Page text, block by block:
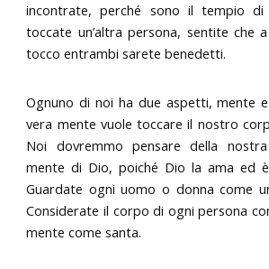
incontrate, perché sono il tempio di
toccate un’altra persona, sentite che
tocco entrambi sarete benedetti.
Ognuno di noi ha due aspetti, mente
vera mente vuole toccare il nostro
Noi dovremmo pensare della
mente di Dio, poiché Dio la ama ed
Guardate ogni uomo o donna come
Considerate il corpo di ogni persona
mente come santa.